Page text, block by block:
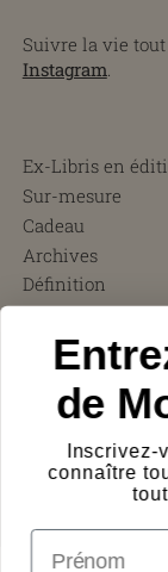
Suivre la vie
Instagram.
Ex-Libris en
Sur-mesure
Cadeau
Archives
Définition
CGV
Charity ❤︎
À propos
Presse
Frais de port
de
connaître
prénom